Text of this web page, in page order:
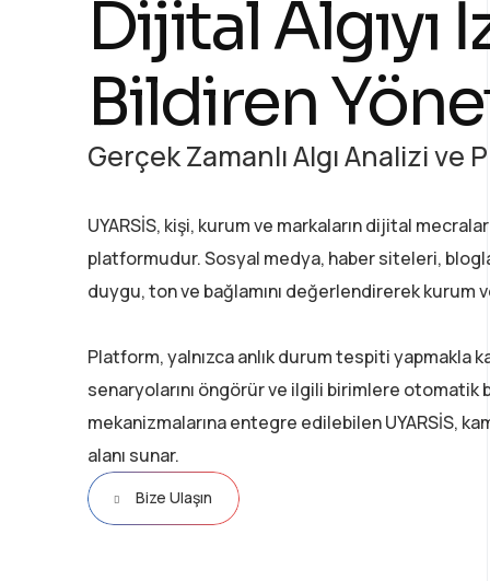
Dijital Algıyı
Bildiren
Gerçek Zamanlı Algı Analizi
UYARSİS, kişi, kurum ve markaların dijital
platformudur. Sosyal medya, haber siteleri,
duygu, ton ve bağlamını değerlendirerek kurum
Platform, yalnızca anlık durum tespiti yapmakla
senaryolarını öngörür ve ilgili birimlere
mekanizmalarına entegre edilebilen UYARSİS,
alanı sunar.
Bize Ulaşın